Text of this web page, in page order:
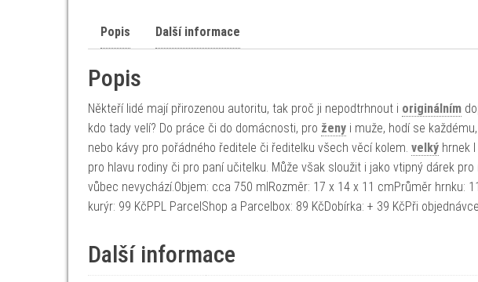
Popis Další informace
Popis
Někteří lidé mají přirozenou autoritu, tak proč ji nepodtrhnout i originálním
kdo tady velí? Do práce či do domácnosti, pro ženy i muže, hodí se
nebo kávy pro pořádného ředitele či ředitelku všech věcí kolem. velký hrnek
pro hlavu rodiny či pro paní učitelku. Může však sloužit i jako vtipný dárek
vůbec nevychází.Objem: cca 750 mlRozměr: 17 x 14 x 11 cmPrůměr hrnku:
kurýr: 99 KčPPL ParcelShop a Parcelbox: 89 KčDobírka: + 39 KčPři
Další informace